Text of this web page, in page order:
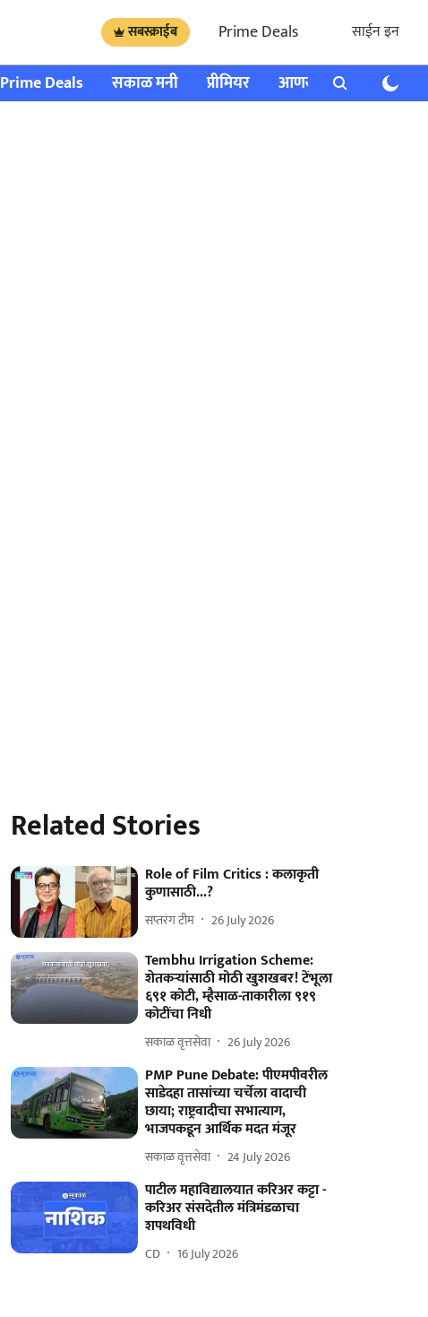
सबस्क्राईब Prime Deals साईन इन
Prime Deals सकाळ मनी प्रीमियर आणखी राशी भविष्य
Related Stories
Role of Film Critics : कलाकृती
कुणासाठी...?
सप्तरंग टीम 26 July 2026
Tembhu Irrigation Scheme:
शेतकऱ्यांसाठी मोठी खुशखबर! टेंभूला
६९१ कोटी, म्हैसाळ-ताकारीला ९१९
कोटींचा निधी
सकाळ वृत्तसेवा 26 July 2026
PMP Pune Debate: पीएमपीवरील
साडेदहा तासांच्या चर्चेला वादाची
छाया; राष्ट्रवादीचा सभात्याग,
भाजपकडून आर्थिक मदत मंजूर
सकाळ वृत्तसेवा 24 July 2026
पाटील महाविद्यालयात करिअर कट्टा -
करिअर संसदेतील मंत्रिमंडळाचा
शपथविधी
CD 16 July 2026